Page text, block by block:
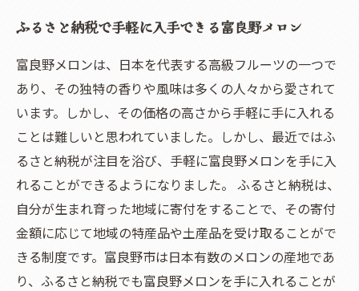
ふるさと納税で手軽に入手できる富良野メロン
富良野メロンは、日本を代表する高級フルーツの一つで
あり、その独特の香りや風味は多くの人々から愛されて
います。しかし、その価格の高さから手軽に手に入れる
ことは難しいと思われていました。しかし、最近ではふ
るさと納税が注目を浴び、手軽に富良野メロンを手に入
れることができるようになりました。 ふるさと納税は、
自分が生まれ育った地域に寄付をすることで、その寄付
金額に応じて地域の特産品や土産品を受け取ることがで
きる制度です。富良野市は日本有数のメロンの産地であ
り、ふるさと納税でも富良野メロンを手に入れることが